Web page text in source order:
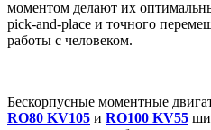
моментом делают их
pick-and-place и точного
работы с человеком.
Бескорпусные моментные
RO80 KV105 и RO100 KV55